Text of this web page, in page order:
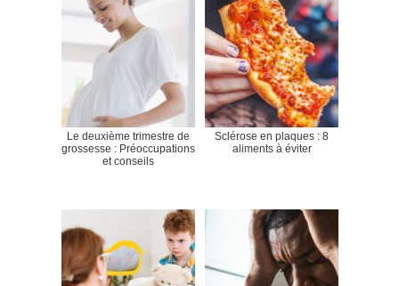
Le deuxième trimestre de
grossesse : Préoccupations
et conseils
Sclérose en plaques : 8
aliments à éviter